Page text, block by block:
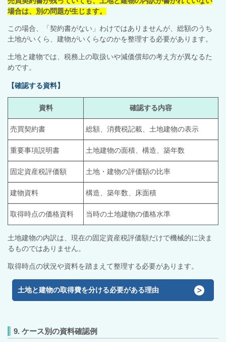
場合は、別の問題が生じます。
この場合、「契約書がない」わけではありませんが、総額のうち
土地がいくら、建物がいくらなのかを整理する必要があります。
土地と建物では、税務上の取扱いや減価償却の考え方が異なるた
めです。
【確認する資料】
資料 確認する内容
売買契約書 総額、消費税記載、土地建物の表示
重要事項説明書 土地建物の面積、構造、築年数
固定資産税評価額 土地・建物の評価額の比率
建物資料 構造、築年数、床面積
取得時点の価格資料 当時の土地建物の価格水準
土地建物の内訳は、現在の固定資産税評価額だけで機械的に決ま
るものではありません。
取得時点の状況や資料を踏まえて整理する必要があります。
土地と建物の取得費を分ける必要がある理由
9. ケース別の資料確認例